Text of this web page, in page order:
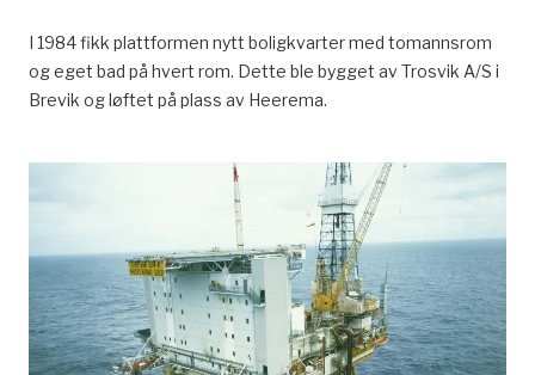
I 1984 fikk plattformen nytt boligkvarter med tomannsrom
og eget bad på hvert rom. Dette ble bygget av Trosvik A/S i
Brevik og løftet på plass av Heerema.